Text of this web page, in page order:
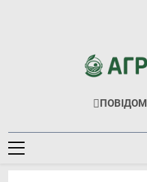
Новини